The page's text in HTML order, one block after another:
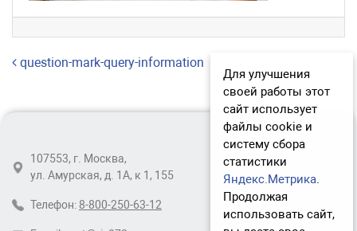
Навигация по записям
question-mark-query-information
107553, г. Москва,
ул. Амурская, д. 1А, к 1, 155
Телефон: 8-800-250-63-12
Для улучшения
своей работы этот
сайт использует
файлы cookie и
систему сбора
статистики
Яндекс.Метрика.
Продолжая
использовать сайт,